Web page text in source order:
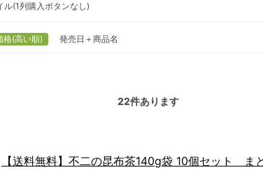
ル(1列購入ボタンなし)
格(高い順) 発売日＋商品名
22件あります
【送料無料】不二の昆布茶140g袋 10個セット ま